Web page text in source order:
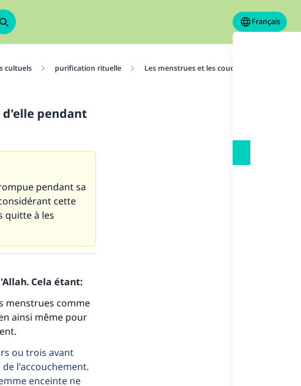
Français
cultuels purification rituelle Les menstrues et les couches
d'elle pendant
pendant sa
cette
quitte à les
Cela étant:
menstrues comme
ainsi même pour
ou trois avant
l'accouchement.
enceinte ne